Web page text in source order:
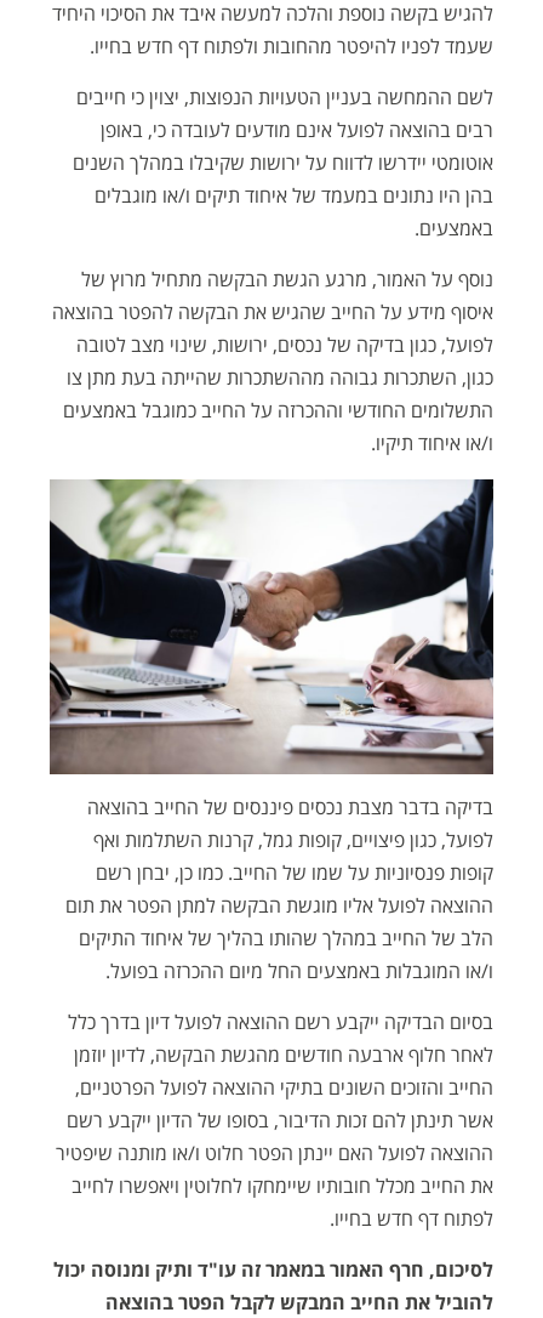
להגיש בקשה נוספת והלכה למעשה איבד את הסיכוי היחיד
שעמד לפניו להיפטר מהחובות ולפתוח דף חדש בחייו.
לשם ההמחשה בעניין הטעויות הנפוצות, יצוין כי חייבים
רבים בהוצאה לפועל אינם מודעים לעובדה כי, באופן
אוטומטי יידרשו לדווח על ירושות שקיבלו במהלך השנים
בהן היו נתונים במעמד של איחוד תיקים ו/או מוגבלים
באמצעים.
נוסף על האמור, מרגע הגשת הבקשה מתחיל מרוץ של
איסוף מידע על החייב שהגיש את הבקשה להפטר בהוצאה
לפועל, כגון בדיקה של נכסים, ירושות, שינוי מצב לטובה
כגון, השתכרות גבוהה מההשתכרות שהייתה בעת מתן צו
התשלומים החודשי וההכרזה על החייב כמוגבל באמצעים
ו/או איחוד תיקיו.
בדיקה בדבר מצבת נכסים פיננסים של החייב בהוצאה
לפועל, כגון פיצויים, קופות גמל, קרנות השתלמות ואף
קופות פנסיוניות על שמו של החייב. כמו כן, יבחן רשם
ההוצאה לפועל אליו מוגשת הבקשה למתן הפטר את תום
הלב של החייב במהלך שהותו בהליך של איחוד התיקים
ו/או המוגבלות באמצעים החל מיום ההכרזה בפועל.
בסיום הבדיקה ייקבע רשם ההוצאה לפועל דיון בדרך כלל
לאחר חלוף ארבעה חודשים מהגשת הבקשה, לדיון יוזמן
החייב והזוכים השונים בתיקי ההוצאה לפועל הפרטניים,
אשר תינתן להם זכות הדיבור, בסופו של הדיון ייקבע רשם
ההוצאה לפועל האם יינתן הפטר חלוט ו/או מותנה שיפטיר
את החייב מכלל חובותיו שיימחקו לחלוטין ויאפשרו לחייב
לפתוח דף חדש בחייו.
לסיכום, חרף האמור במאמר זה עו"ד ותיק ומנוסה יכול
להוביל את החייב המבקש לקבל הפטר בהוצאה